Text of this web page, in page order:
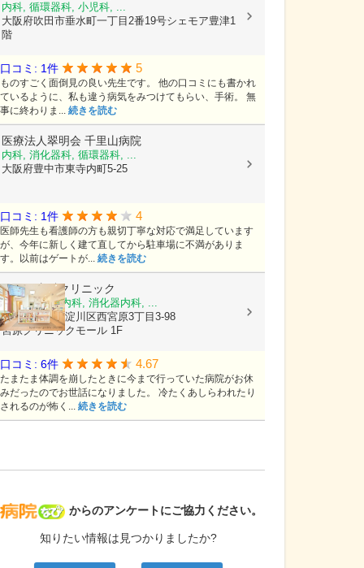
病院なび
からのアンケートにご協力ください。
知りたい情報は見つかりましたか?
内科, 循環器科, 小児科, ...
大阪府吹田市垂水町一丁目2番19号シェモア豊津1
階
口コミ: 1件 5
ものすごく面倒見の良い先生です。 他の口コミにも書かれ
ているように、私も違う病気をみつけてもらい、手術。 無
事に終わりま... 続きを読む
医療法人翠明会 千里山病院
内科, 消化器科, 循環器科, ...
大阪府豊中市東寺内町5-25
口コミ: 1件 4
医師先生も看護師の方も親切丁寧な対応で満足しています
が、今年に新しく建て直してから駐車場に不満がありま
す。以前はゲートが... 続きを読む
ひさこ内科クリニック
内科, 呼吸器内科, 消化器内科, ...
大阪府大阪市淀川区西宮原3丁目3-98
宮原クリニックモール 1F
口コミ: 6件 4.67
たまたま体調を崩したときに今まで行っていた病院がお休
みだったのでお世話になりました。 冷たくあしらわれたり
されるのが怖く... 続きを読む